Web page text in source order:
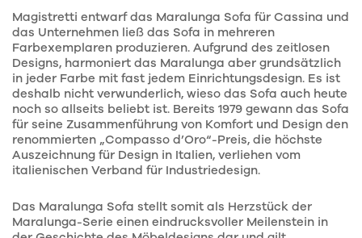
Magistretti entwarf das Maralunga Sofa für Cassina und
das Unternehmen ließ das Sofa in mehreren
Farbexemplaren produzieren. Aufgrund des zeitlosen
Designs, harmoniert das Maralunga aber grundsätzlich
in jeder Farbe mit fast jedem Einrichtungsdesign. Es ist
deshalb nicht verwunderlich, wieso das Sofa auch heute
noch so allseits beliebt ist. Bereits 1979 gewann das Sofa
für seine Zusammenführung von Komfort und Design den
renommierten „Compasso d’Oro“-Preis, die höchste
Auszeichnung für Design in Italien, verliehen vom
italienischen Verband für Industriedesign.
Das Maralunga Sofa stellt somit als Herzstück der
Maralunga-Serie einen eindrucksvoller Meilenstein in